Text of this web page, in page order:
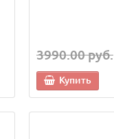
3990.00 руб.
Купить